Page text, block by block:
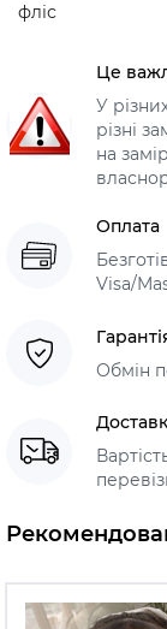
фліс
Це
У
різні
на
Оплата
Visa/
Обмін